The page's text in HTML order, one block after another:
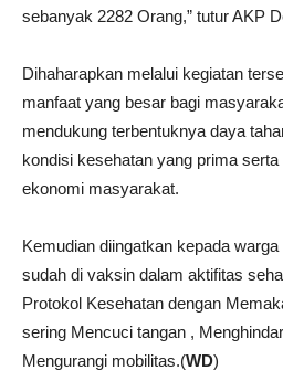
sebanyak 2282 Orang,” tutur AKP
Dihaharapkan melalui kegiatan
manfaat yang besar bagi
mendukung terbentuknya daya
kondisi kesehatan yang prima
ekonomi masyarakat.
Kemudian diingatkan kepada
sudah di vaksin dalam aktifitas
Protokol Kesehatan dengan
sering Mencuci tangan ,
Mengurangi mobilitas.(WD)